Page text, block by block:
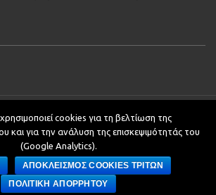
ΕΚΔΔΑ.Υποστήριξη ιστοτόπου: Τμήμα
Εφαρμογών Πληροφορικής.
Αυτοτελές Τμήμα Επικοινωνίας, Διεθνών και
Δημοσίων Σχέσεων
by
cookies για τη βελτίωση της
και για την ανάλυση της επισκεψιμότητάς του
(Google Analytics).
ΑΠΟΚΛΕΙΣΜΟΣ COOKIES ΤΡΙΤΩΝ
ΠΟΛΙΤΙΚΗ ΑΠΟΡΡΗΤΟΥ